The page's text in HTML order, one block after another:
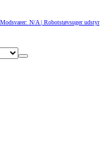
N/A | Robotstøvsuger udstyr